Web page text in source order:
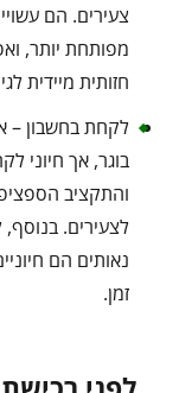
צעירים. הם
מפותחת יותר,
חזותית מיידית
לקחת בחשבון –
בוגר, אך חיוני
והתקציב
לצעירים.
נאותים הם
זמן.